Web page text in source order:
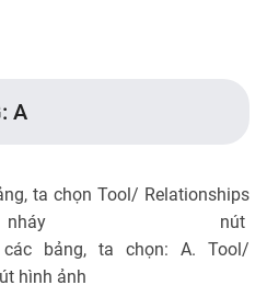
A
ta chọn Tool/ Relationships
nút